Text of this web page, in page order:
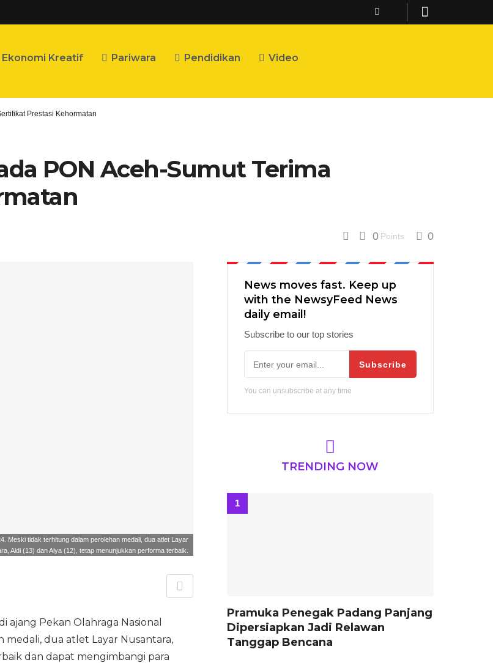
Ekonomi Kreatif Pariwara Pendidikan Video
Prestasi Kehormatan
PON Aceh-Sumut Terima
0 Points 0
Meski tidak terhitung dalam perolehan medali, dua atlet Layar
Aldi (13) dan Alya (12), tetap menunjukkan performa terbaik.
Pekan Olahraga Nasional
dua atlet Layar Nusantara,
dan dapat mengimbangi para
News moves fast. Keep up
with the NewsyFeed News
daily email!
Subscribe to our top stories
Subscribe
You can unsubscribe at any time
TRENDING NOW
Pramuka Penegak Padang Panjang
Dipersiapkan Jadi Relawan
Tanggap Bencana